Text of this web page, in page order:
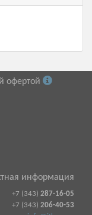
офертой
информация
+7 (343) 287-16-05
+7 (343) 206-40-53